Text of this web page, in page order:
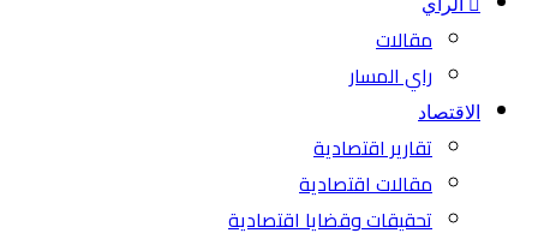
الرأي
مقالات
راي المسار
الاقتصاد
تقارير اقتصادية
مقالات اقتصادية
تحقيقات وقضايا اقتصادية